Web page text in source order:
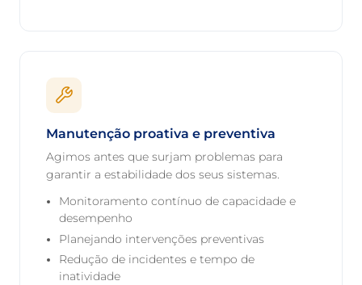
Manutenção proativa e preventiva
Agimos antes que surjam problemas para
garantir a estabilidade dos seus sistemas.
Monitoramento contínuo de capacidade e
desempenho
Planejando intervenções preventivas
Redução de incidentes e tempo de
inatividade